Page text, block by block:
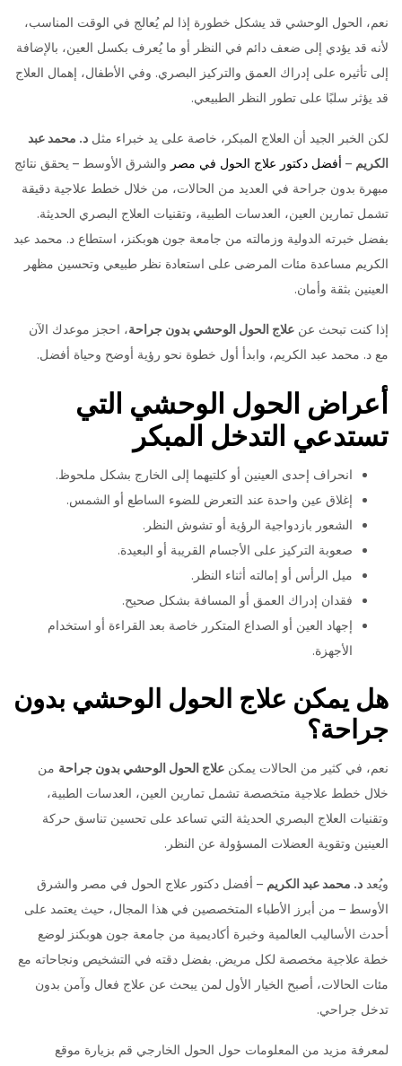
نعم، الحول الوحشي قد يشكل خطورة إذا لم يُعالج في الوقت المناسب،
لأنه قد يؤدي إلى ضعف دائم في النظر أو ما يُعرف بكسل العين، بالإضافة
إلى تأثيره على إدراك العمق والتركيز البصري. وفي الأطفال، إهمال العلاج
قد يؤثر سلبًا على تطور النظر الطبيعي.
لكن الخبر الجيد أن العلاج المبكر، خاصة على يد خبراء مثل د. محمد عبد
الكريم– أفضل دكتور علاج الحول في مصر والشرق الأوسط – يحقق نتائج
مبهرة بدون جراحة في العديد من الحالات، من خلال خطط علاجية دقيقة
تشمل تمارين العين، العدسات الطبية، وتقنيات العلاج البصري الحديثة.
بفضل خبرته الدولية وزمالته من جامعة جون هوبكنز، استطاع د. محمد عبد
الكريم مساعدة مئات المرضى على استعادة نظر طبيعي وتحسين مظهر
العينين بثقة وأمان.
إذا كنت تبحث عن علاج الحول الوحشي بدون جراحة، احجز موعدك الآن
مع د. محمد عبد الكريم، وابدأ أول خطوة نحو رؤية أوضح وحياة أفضل.
أعراض الحول الوحشي التي
تستدعي التدخل المبكر
انحراف إحدى العينين أو كلتيهما إلى الخارج بشكل ملحوظ.
إغلاق عين واحدة عند التعرض للضوء الساطع أو الشمس.
الشعور بازدواجية الرؤية أو تشوش النظر.
صعوبة التركيز على الأجسام القريبة أو البعيدة.
ميل الرأس أو إمالته أثناء النظر.
فقدان إدراك العمق أو المسافة بشكل صحيح.
إجهاد العين أو الصداع المتكرر خاصة بعد القراءة أو استخدام
الأجهزة.
هل يمكن علاج الحول الوحشي بدون
جراحة؟
نعم، في كثير من الحالات يمكن علاج الحول الوحشي بدون جراحةمن
خلال خطط علاجية متخصصة تشمل تمارين العين، العدسات الطبية،
وتقنيات العلاج البصري الحديثة التي تساعد على تحسين تناسق حركة
العينين وتقوية العضلات المسؤولة عن النظر.
ويُعد د. محمد عبد الكريم– أفضل دكتور علاج الحول في مصر والشرق
الأوسط – من أبرز الأطباء المتخصصين في هذا المجال، حيث يعتمد على
أحدث الأساليب العالمية وخبرة أكاديمية من جامعة جون هوبكنز لوضع
خطة علاجية مخصصة لكل مريض. بفضل دقته في التشخيص ونجاحاته مع
مئات الحالات، أصبح الخيار الأول لمن يبحث عن علاج فعال وآمن بدون
تدخل جراحي.
لمعرفة مزيد من المعلومات حول الحول الخارجي قم بزيارة موقع